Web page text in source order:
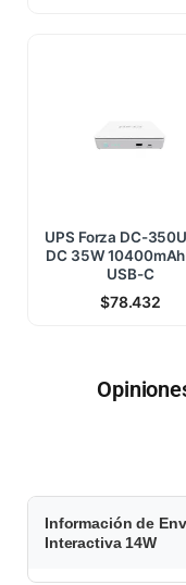
UPS Forza DC-
DC 35W 10400mAh
USB-C
$78.432
$
3
Información de
Interactiva 14W